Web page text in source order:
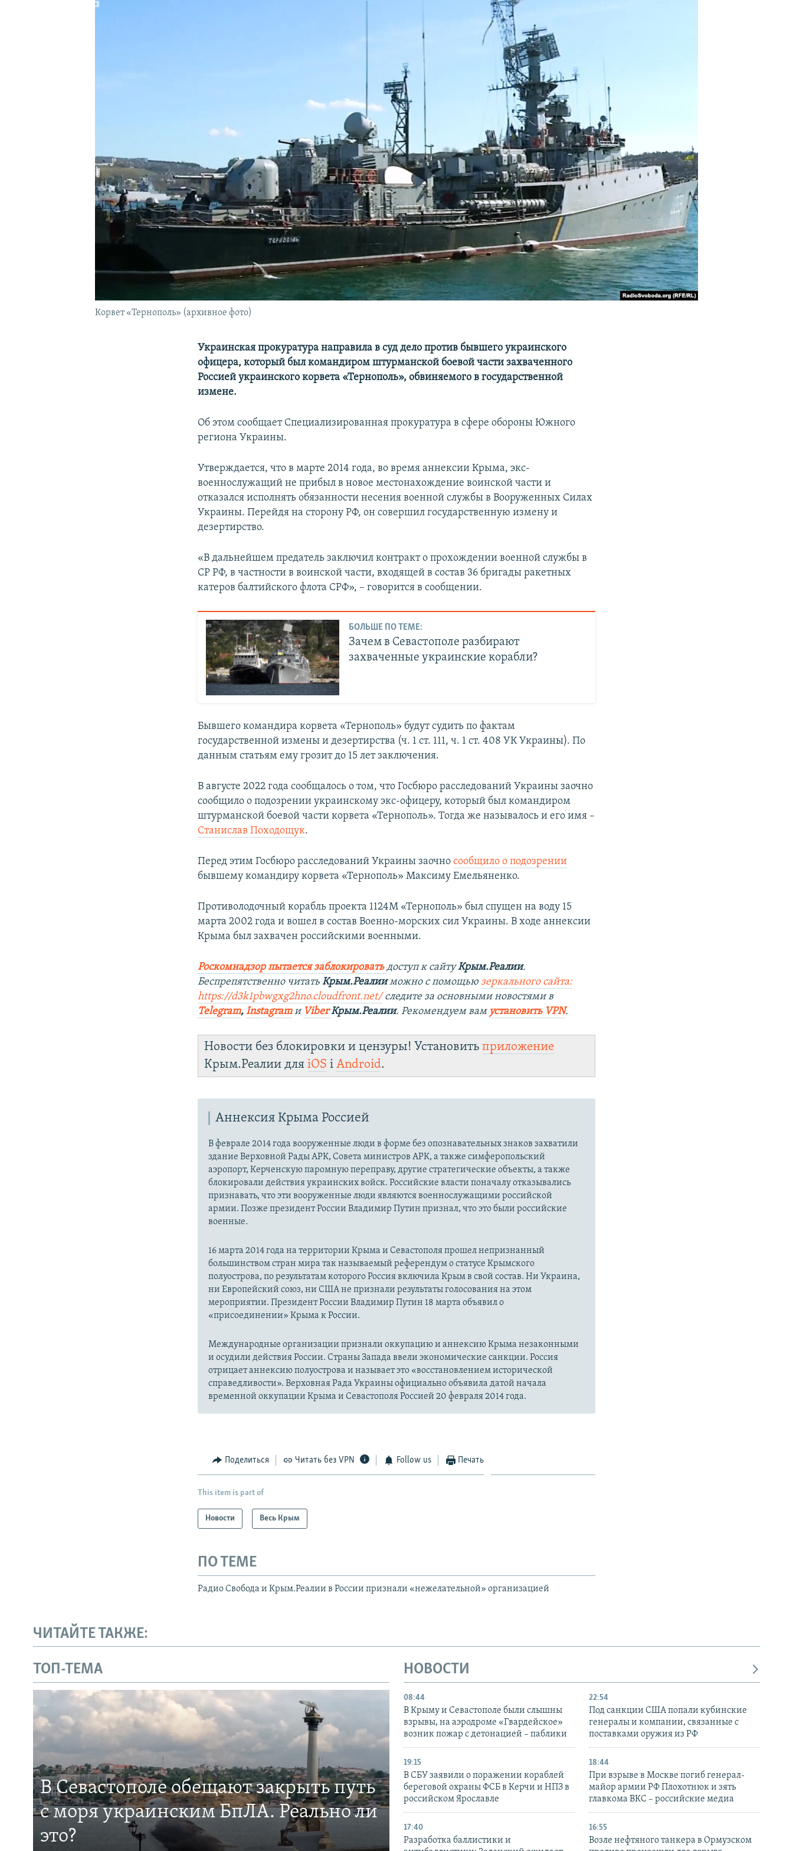
Корвет «Тернополь» (архивное фото)
Украинская прокуратура направила в суд дело против бывшего украинского
офицера, который был командиром штурманской боевой части захваченного
Россией украинского корвета «Тернополь», обвиняемого в государственной
измене.
Об этом сообщает Специализированная прокуратура в сфере обороны Южного
региона Украины.
Утверждается, что в марте 2014 года, во время аннексии Крыма, экс-
военнослужащий не прибыл в новое местонахождение воинской части и
отказался исполнять обязанности несения военной службы в Вооруженных Силах
Украины. Перейдя на сторону РФ, он совершил государственную измену и
дезертирство.
«В дальнейшем предатель заключил контракт о прохождении военной службы в
СР РФ, в частности в воинской части, входящей в состав 36 бригады ракетных
катеров балтийского флота СРФ», – говорится в сообщении.
БОЛЬШЕ ПО ТЕМЕ:
Зачем в Севастополе разбирают
захваченные украинские корабли?
Бывшего командира корвета «Тернополь» будут судить по фактам
государственной измены и дезертирства (ч. 1 ст. 111, ч. 1 ст. 408 УК Украины). По
данным статьям ему грозит до 15 лет заключения.
В августе 2022 года сообщалось о том, что Госбюро расследований Украины заочно
сообщило о подозрении украинскому экс-офицеру, который был командиром
штурманской боевой части корвета «Тернополь». Тогда же называлось и его имя –
Станислав Походощук.
Перед этим Госбюро расследований Украины заочносообщило о подозрении
бывшему командиру корвета «Тернополь» Максиму Емельяненко.
Противолодочный корабль проекта 1124М «Тернополь» был спущен на воду 15
марта 2002 года и вошел в состав Военно-морских сил Украины. В ходе аннексии
Крыма был захвачен российскими военными.
Роскомнадзор пытается заблокировать доступ к сайтуКрым.Реалии.
Беспрепятственно читатьКрым.Реалииможно с помощьюзеркального сайта:
https://d3k1pbwgxg2hno.cloudfront.net/ следите за основными новостями в
Telegram,Instagramи Viber Крым.Реалии. Рекомендуем вам установить VPN.
Новости без блокировки и цензуры! Установитьприложение
Крым.Реалии дляiOS іAndroid.
Аннексия Крыма Россией
В феврале 2014 года вооруженные люди в форме без опознавательных знаков захватили
здание Верховной Рады АРК, Совета министров АРК, а также симферопольский
аэропорт, Керченскую паромную переправу, другие стратегические объекты, а также
блокировали действия украинских войск. Российские власти поначалу отказывались
признавать, что эти вооруженные люди являются военнослужащими российской
армии. Позже президент России Владимир Путин признал, что это были российские
военные.
16 марта 2014 года на территории Крыма и Севастополя прошел непризнанный
большинством стран мира так называемый референдум о статусе Крымского
полуострова, по результатам которого Россия включила Крым в свой состав. Ни Украина,
ни Европейский союз, ни США не признали результаты голосования на этом
мероприятии. Президент России Владимир Путин 18 марта объявил о
«присоединении» Крыма к России.
Международные организации признали оккупацию и аннексию Крыма незаконными
и осудили действия России. Страны Запада ввели экономические санкции. Россия
отрицает аннексию полуострова и называет это «восстановлением исторической
справедливости». Верховная Рада Украины официально объявила датой начала
временной оккупации Крыма и Севастополя Россией 20 февраля 2014 года.
Поделиться Читать без VPN Follow us Печать
This item is part of
Новости Весь Крым
ПО ТЕМЕ
Радио Свобода и Крым.Реалии в России признали «нежелательной» организацией
ЧИТАЙТЕ ТАКЖЕ:
ТОП-ТЕМА
В Севастополе обещают закрыть путь
с моря украинским БпЛА. Реально ли
это?
НОВОСТИ
08:44
В Крыму и Севастополе были слышны
взрывы, на аэродроме «Гвардейское»
возник пожар с детонацией – паблики
22:54
Под санкции США попали кубинские
генералы и компании, связанные с
поставками оружия из РФ
19:15
В СБУ заявили о поражении кораблей
береговой охраны ФСБ в Керчи и НПЗ в
российском Ярославле
18:44
При взрыве в Москве погиб генерал-
майор армии РФ Плохотнюк и зять
главкома ВКС – российские медиа
17:40
Разработка баллистики и
16:55
Возле нефтяного танкера в Ормузском